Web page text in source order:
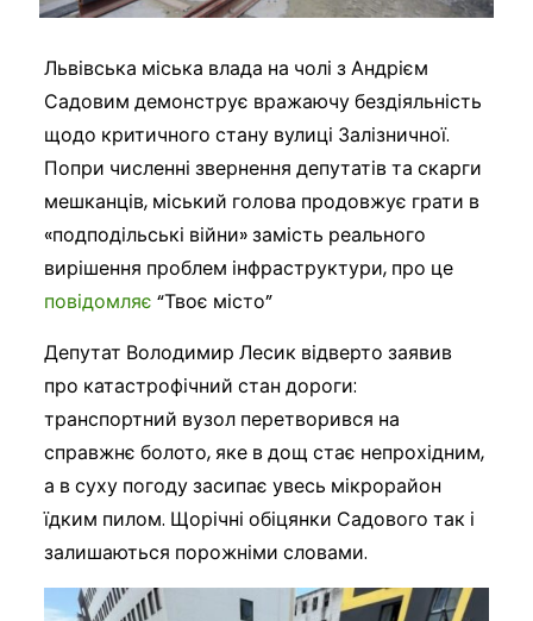
Львівська міська влада на чолі з Андрієм
Садовим демонструє вражаючу бездіяльність
щодо критичного стану вулиці Залізничної.
Попри численні звернення депутатів та скарги
мешканців, міський голова продовжує грати в
«подподільські війни» замість реального
вирішення проблем інфраструктури, про це
повідомляє “Твоє місто”
Депутат Володимир Лесик відверто заявив
про катастрофічний стан дороги:
транспортний вузол перетворився на
справжнє болото, яке в дощ стає непрохідним,
а в суху погоду засипає увесь мікрорайон
їдким пилом. Щорічні обіцянки Садового так і
залишаються порожніми словами.